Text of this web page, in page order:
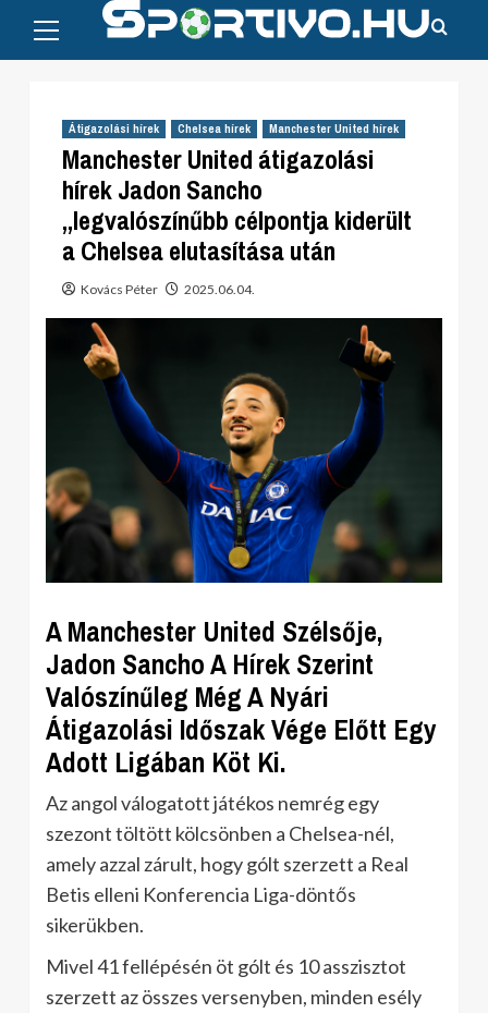
content
Menu
Átigazolási hírek Chelsea hírek Manchester United hírek
Manchester United átigazolási
hírek Jadon Sancho
„legvalószínűbb célpontja kiderült
a Chelsea elutasítása után
Kovács Péter 2025.06.04.
A Manchester United Szélsője,
Jadon Sancho A Hírek Szerint
Valószínűleg Még A Nyári
Átigazolási Időszak Vége Előtt Egy
Adott Ligában Köt Ki.
Az angol válogatott játékos nemrég egy
szezont töltött kölcsönben a Chelsea-nél,
amely azzal zárult, hogy gólt szerzett a Real
Betis elleni Konferencia Liga-döntős
sikerükben.
Mivel 41 fellépésén öt gólt és 10 asszisztot
szerzett az összes versenyben, minden esély